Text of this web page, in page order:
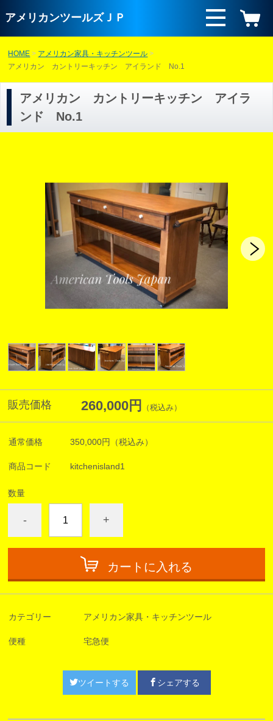
アメリカンツールズＪＰ
HOME
アメリカン家具・キッチンツール
アメリカン カントリーキッチン アイランド No.1
アメリカン カントリーキッチン アイラ
ンド No.1
販売価格 260,000円 （税込み）
通常価格 350,000円 （税込み）
商品コード kitchenisland1
数量
- +
カートに入れる
カテゴリー アメリカン家具・キッチンツール
便種 宅急便
ツイートする シェアする